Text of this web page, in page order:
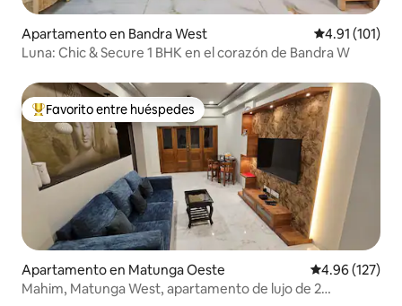
Apartamento en Bandra West Calificación
4.91 (101)
Luna: Chic & Secure 1 BHK en el corazón de Bandra W
Favorito entre huéspedes preferido
Favorito entre huéspedes
Apartamento en Matunga Oeste Calificación
4.96 (127)
Mahim, Matunga West, apartamento de lujo de 2